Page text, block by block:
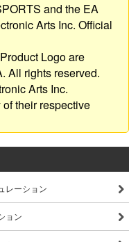
and the EA
Arts Inc. Official
Logo are
All rights reserved.
Arts Inc.
their respective
レーション
ョン